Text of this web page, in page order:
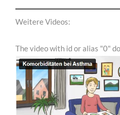
Weitere Videos:
The video with id or alias "0"